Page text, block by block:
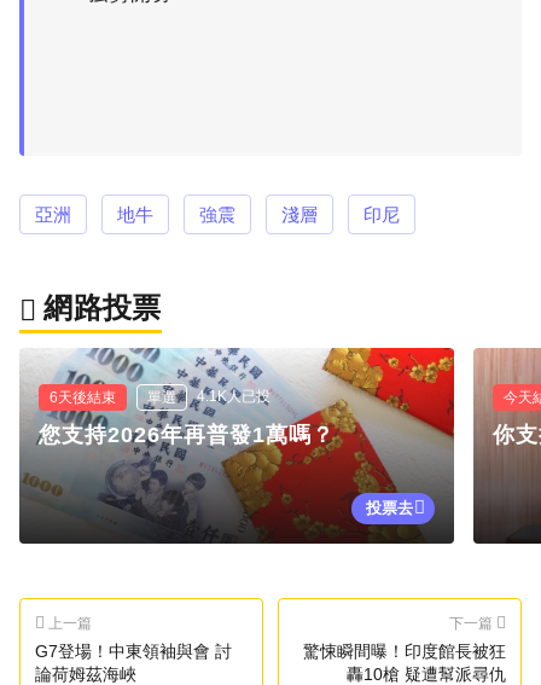
亞洲 地牛 強震 淺層 印尼
網路投票
6天後結束 單選 4.1K人已投
您支持2026年再普發1萬嗎？
投票去
今天
你
上一篇
G7登場！中東領袖與會 討
論荷姆茲海峽
下一篇
驚悚瞬間曝！印度館長被狂
轟10槍 疑遭幫派尋仇